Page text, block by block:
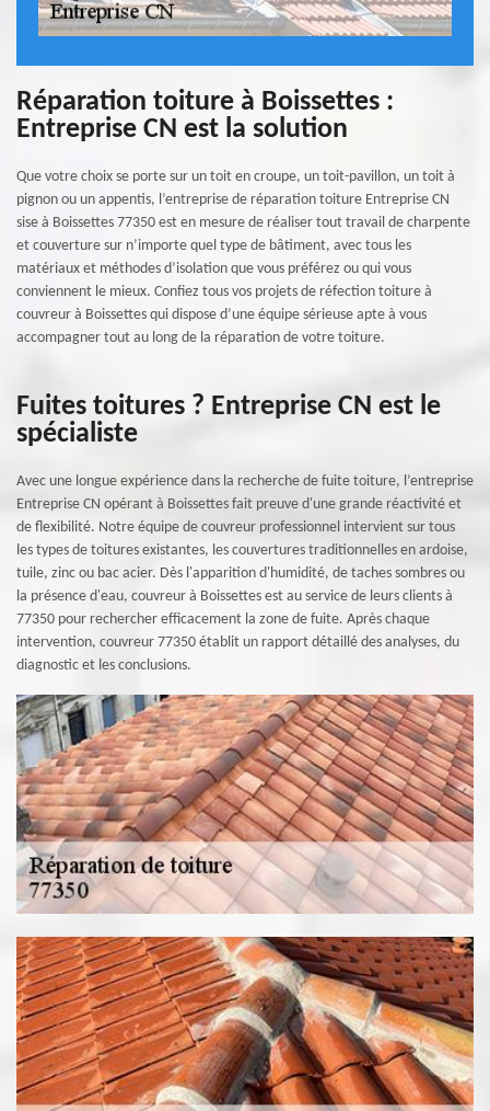
Réparation toiture à Boissettes :
Entreprise CN est la solution
Que votre choix se porte sur un toit en croupe, un toit-pavillon, un toit à
pignon ou un appentis, l’entreprise de réparation toiture Entreprise CN
sise à Boissettes 77350 est en mesure de réaliser tout travail de charpente
et couverture sur n’importe quel type de bâtiment, avec tous les
matériaux et méthodes d’isolation que vous préférez ou qui vous
conviennent le mieux. Confiez tous vos projets de réfection toiture à
couvreur à Boissettes qui dispose d’une équipe sérieuse apte à vous
accompagner tout au long de la réparation de votre toiture.
Fuites toitures ? Entreprise CN est le
spécialiste
Avec une longue expérience dans la recherche de fuite toiture, l’entreprise
Entreprise CN opérant à Boissettes fait preuve d'une grande réactivité et
de flexibilité. Notre équipe de couvreur professionnel intervient sur tous
les types de toitures existantes, les couvertures traditionnelles en ardoise,
tuile, zinc ou bac acier. Dès l'apparition d'humidité, de taches sombres ou
la présence d'eau, couvreur à Boissettes est au service de leurs clients à
77350 pour rechercher efficacement la zone de fuite. Après chaque
intervention, couvreur 77350 établit un rapport détaillé des analyses, du
diagnostic et les conclusions.